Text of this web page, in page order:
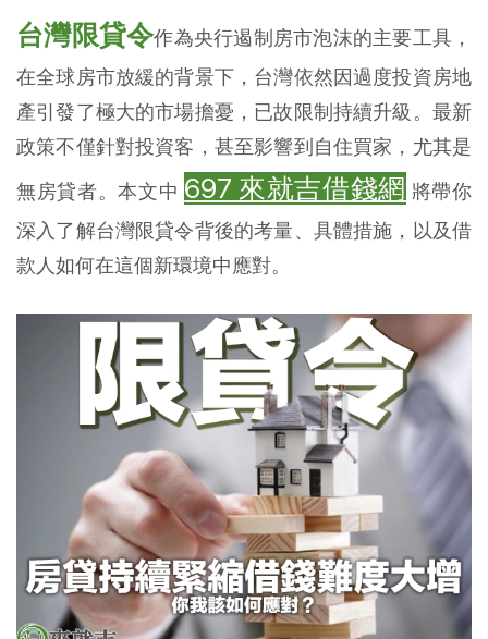
台灣限貸令作為央行遏制房市泡沫的主要工具，
在全球房市放緩的背景下，台灣依然因過度投資房地
產引發了極大的市場擔憂，已故限制持續升級。最新
政策不僅針對投資客，甚至影響到自住買家，尤其是
無房貸者。本文中 697 來就吉借錢網 將帶你
深入了解台灣限貸令背後的考量、具體措施，以及借
款人如何在這個新環境中應對。